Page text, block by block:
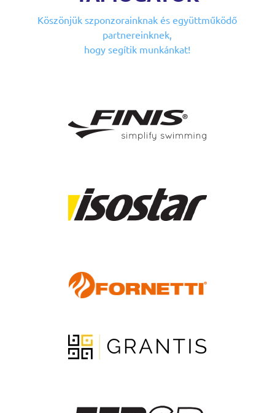
Köszönjük szponzorainknakés együttműködő
partnereinknek,
hogy segítik munkánkat!